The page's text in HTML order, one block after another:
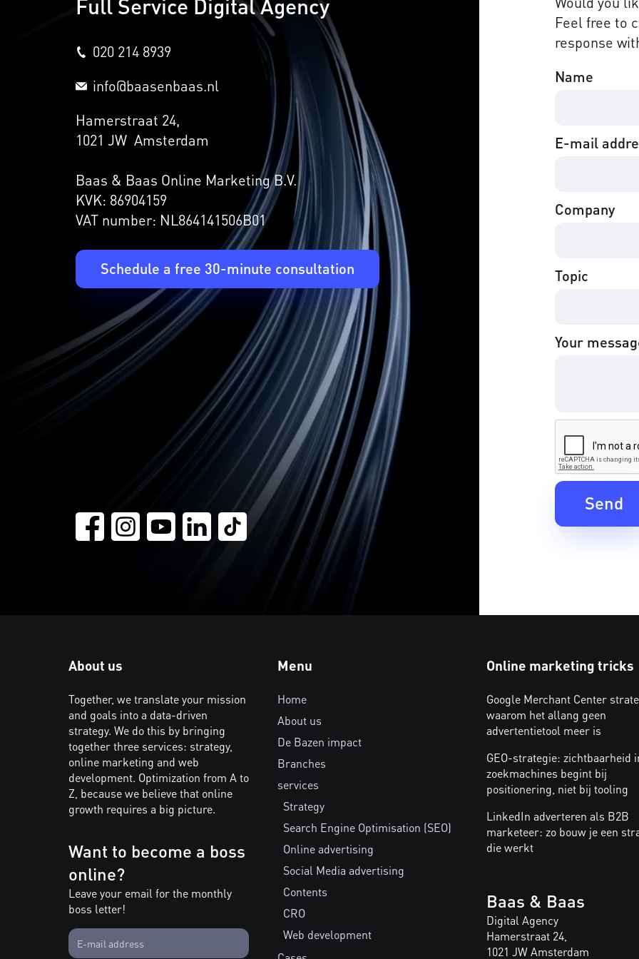
Full Service Digital Agency
020 214 8939
info@baasenbaas.nl
Hamerstraat 24,
1021 JW Amsterdam
Baas & Baas Online Marketing B.V.
KVK: 86904159
VAT number: NL864141506B01
Schedule a free 30-minute consultation
Feel free to
response
Name
E-mail
Company
Topic
Your
About us
Together, we translate your mission
and goals into a data-driven
strategy. We do this by bringing
together three services: strategy,
online marketing and web
development. Optimization from A to
Z, because we believe that online
growth requires a big picture.
Want to become a boss
online?
Leave your email for the monthly
boss letter!
Menu
Home
About us
De Bazen impact
Branches
services
Strategy
Search Engine Optimisation (SEO)
Online advertising
Social Media advertising
Contents
CRO
Web development
Online marketing tricks
Google Merchant Center
waarom het allang geen
advertentietool meer is
GEO-strategie: zichtbaarheid
zoekmachines begint bij
positionering, niet bij tooling
LinkedIn adverteren als B2B
marketeer: zo bouw je een
die werkt
Baas & Baas
Digital Agency
Hamerstraat 24,
1021 JW Amsterdam